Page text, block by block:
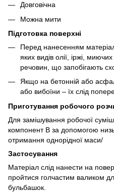
Довговічна
Можна мити
Підготовка поверхні
Перед нанесенням
яких видів олії, іржі,
речовин, що запобігають
Якщо на бетонній або
або вибоїни – їх слід
Приготування робочого
Для замішування робочої
компонент B за допомогою
отримання однорідної маси/
Застосування
Матеріал слід нанести на
пройтися голчастим валиком
бульбашок.